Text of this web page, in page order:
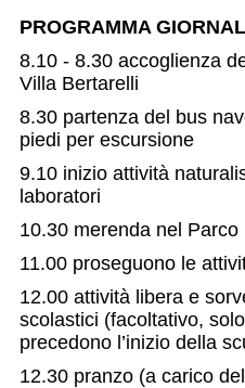
PROGRAMMA
8.10 - 8.30 accoglienza
Villa Bertarelli
8.30 partenza del bus
piedi per escursione
9.10 inizio attività
laboratori
10.30 merenda nel
11.00 proseguono le
12.00 attività libera e
scolastici (facoltativo,
precedono l’inizio della
12.30 pranzo (a carico